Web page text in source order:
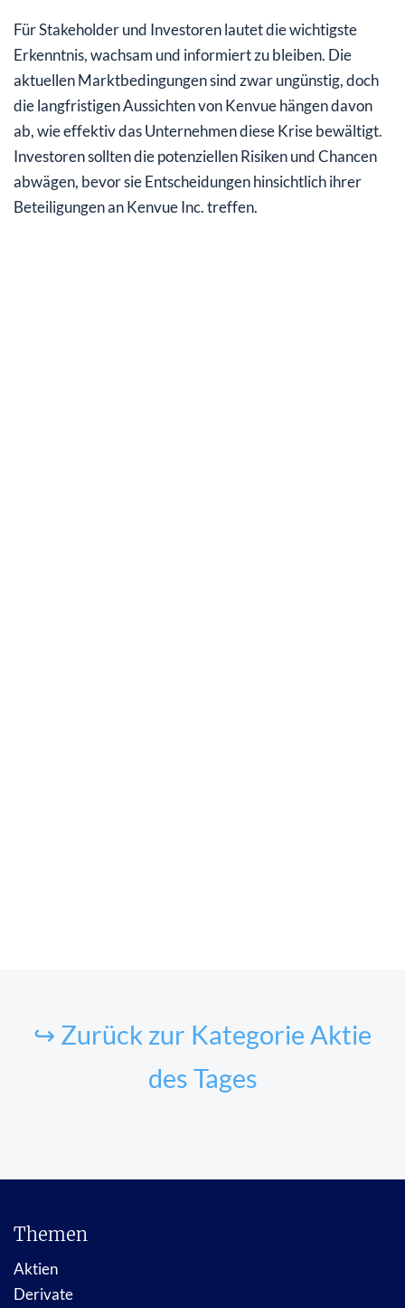
Für Stakeholder und Investoren lautet die wichtigste
Erkenntnis, wachsam und informiert zu bleiben. Die
aktuellen Marktbedingungen sind zwar ungünstig, doch
die langfristigen Aussichten von Kenvue hängen davon
ab, wie effektiv das Unternehmen diese Krise bewältigt.
Investoren sollten die potenziellen Risiken und Chancen
abwägen, bevor sie Entscheidungen hinsichtlich ihrer
Beteiligungen an Kenvue Inc. treffen.
↪ Zurück zur Kategorie Aktie
des Tages
Themen
Aktien
Derivate